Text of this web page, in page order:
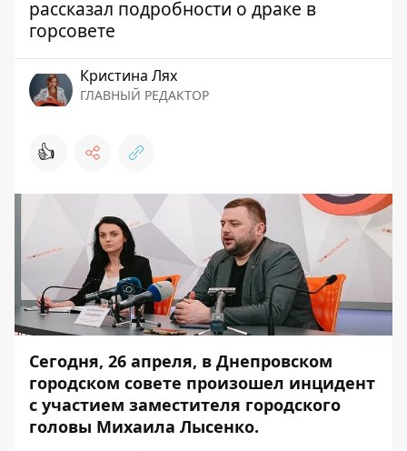
рассказал подробности о драке в
горсовете
Кристина Лях
ГЛАВНЫЙ РЕДАКТОР
👍
Сегодня, 26 апреля, в Днепровском
городском совете произошел инцидент
с участием заместителя городского
головы Михаила Лысенко.